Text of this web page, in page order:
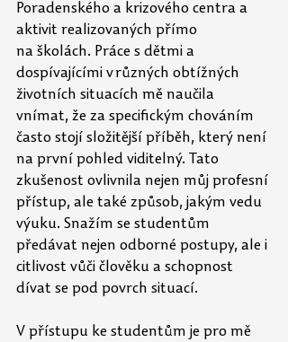
Poradenského a krizového centra a
aktivit realizovaných přímo
na školách. Práce s dětmi a
dospívajícími v různých obtížných
životních situacích mě naučila
vnímat, že za specifickým chováním
často stojí složitější příběh, který není
na první pohled viditelný. Tato
zkušenost ovlivnila nejen můj profesní
přístup, ale také způsob, jakým vedu
výuku. Snažím se studentům
předávat nejen odborné postupy, ale i
citlivost vůči člověku a schopnost
dívat se pod povrch situací.
V přístupu ke studentům je pro mě